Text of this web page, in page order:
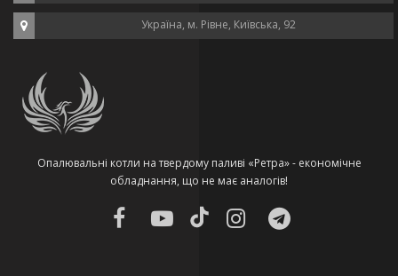
Україна, м. Рівне, Київська, 92
Опалювальні котли на твердому паливі «Ретра» - економічне
обладнання, що не має аналогів!